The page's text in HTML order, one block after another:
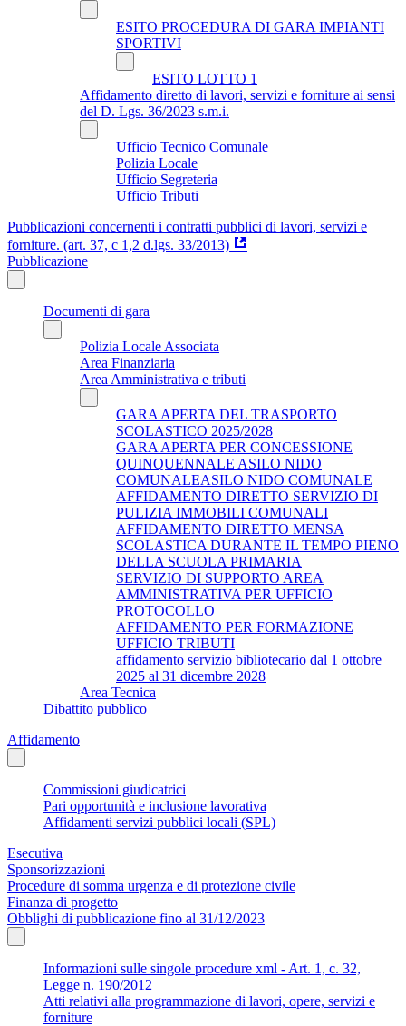
ESITO PROCEDURA DI GARA IMPIANTI
SPORTIVI
ESITO LOTTO 1
Affidamento diretto di lavori, servizi e forniture ai sensi
del D. Lgs. 36/2023 s.m.i.
Ufficio Tecnico Comunale
Polizia Locale
Ufficio Segreteria
Ufficio Tributi
Pubblicazioni concernenti i contratti pubblici di lavori, servizi e
forniture. (art. 37, c 1,2 d.lgs. 33/2013)
Pubblicazione
Documenti di gara
Polizia Locale Associata
Area Finanziaria
Area Amministrativa e tributi
GARA APERTA DEL TRASPORTO
SCOLASTICO 2025/2028
GARA APERTA PER CONCESSIONE
QUINQUENNALE ASILO NIDO
COMUNALEASILO NIDO COMUNALE
AFFIDAMENTO DIRETTO SERVIZIO DI
PULIZIA IMMOBILI COMUNALI
AFFIDAMENTO DIRETTO MENSA
SCOLASTICA DURANTE IL TEMPO PIENO
DELLA SCUOLA PRIMARIA
SERVIZIO DI SUPPORTO AREA
AMMINISTRATIVA PER UFFICIO
PROTOCOLLO
AFFIDAMENTO PER FORMAZIONE
UFFICIO TRIBUTI
affidamento servizio bibliotecario dal 1 ottobre
2025 al 31 dicembre 2028
Area Tecnica
Dibattito pubblico
Affidamento
Commissioni giudicatrici
Pari opportunità e inclusione lavorativa
Affidamenti servizi pubblici locali (SPL)
Esecutiva
Sponsorizzazioni
Procedure di somma urgenza e di protezione civile
Finanza di progetto
Obblighi di pubblicazione fino al 31/12/2023
Informazioni sulle singole procedure xml - Art. 1, c. 32,
Legge n. 190/2012
Atti relativi alla programmazione di lavori, opere, servizi e
forniture